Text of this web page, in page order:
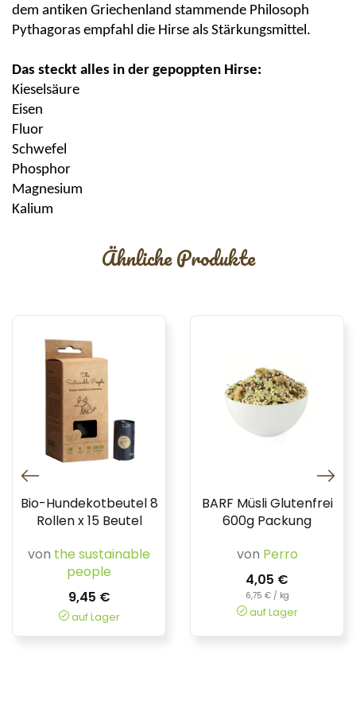
dem antiken Griechenland stammende Philosoph
Pythagoras empfahl die Hirse als Stärkungsmittel.
Das steckt alles in der gepoppten Hirse:
Kieselsäure
Eisen
Fluor
Schwefel
Phosphor
Magnesium
Kalium
Ähnliche Produkte
Bio-Hundekotbeutel 8
Rollen x 15 Beutel
von the sustainable
people
9,45 €
auf Lager
BARF Müsli Glutenfrei
600g Packung
von Perro
4,05 €
6,75 € / kg
auf Lager